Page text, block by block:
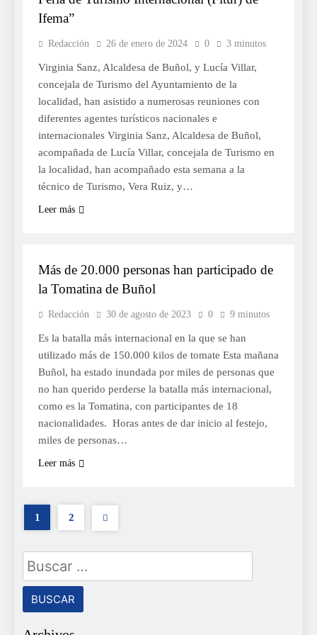
Ifema”
Redacción 26 de enero de 2024 0 3 minutos
Virginia Sanz, Alcaldesa de Buñol, y Lucía Villar,
concejala de Turismo del Ayuntamiento de la
localidad, han asistido a numerosas reuniones con
diferentes agentes turísticos nacionales e
internacionales Virginia Sanz, Alcaldesa de Buñol,
acompañada de Lucía Villar, concejala de Turismo en
la localidad, han acompañado esta semana a la
técnico de Turismo, Vera Ruiz, y…
Leer más
Más de 20.000 personas han participado de
la Tomatina de Buñol
Redacción 30 de agosto de 2023 0 9 minutos
Es la batalla más internacional en la que se han
utilizado más de 150.000 kilos de tomate Esta mañana
Buñol, ha estado inundada por miles de personas que
no han querido perderse la batalla más internacional,
como es la Tomatina, con participantes de 18
nacionalidades. Horas antes de dar inicio al festejo,
miles de personas…
Leer más
1 2
Buscar: